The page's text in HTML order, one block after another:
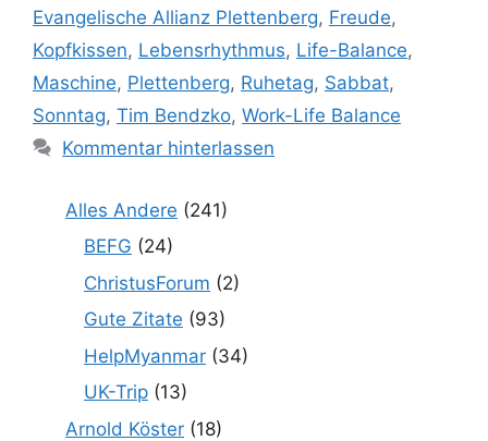
Evangelische Allianz Plettenberg, Freude,
Kopfkissen, Lebensrhythmus, Life-Balance,
Maschine, Plettenberg, Ruhetag, Sabbat,
Sonntag, Tim Bendzko, Work-Life Balance
Kommentar hinterlassen
Alles Andere (241)
BEFG (24)
ChristusForum (2)
Gute Zitate (93)
HelpMyanmar (34)
UK-Trip (13)
Arnold Köster (18)